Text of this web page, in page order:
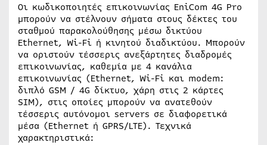
Οι κωδικοποιητές επικοινωνίας EniCom 4G Pro
μπορούν να στέλνουν σήματα στους δέκτες του
σταθμού παρακολούθησης μέσω δικτύου
Ethernet, Wi-Fi ή κινητού διαδικτύου. Μπορούν
να οριστούν τέσσερις ανεξάρτητες διαδρομές
επικοινωνίας, καθεμία με 4 κανάλια
επικοινωνίας (Ethernet, Wi-Fi και modem:
διπλό GSM / 4G δίκτυο, χάρη στις 2 κάρτες
SIM), στις οποίες μπορούν να ανατεθούν
τέσσερις αυτόνομοι servers σε διαφορετικά
μέσα (Ethernet ή GPRS/LTE). Τεχνικά
χαρακτηριστικά: